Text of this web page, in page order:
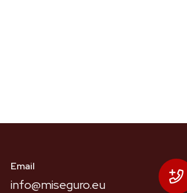
Email
info@miseguro.eu